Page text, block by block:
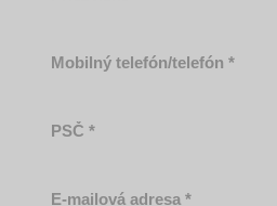
Mobilný
PSČ
E-